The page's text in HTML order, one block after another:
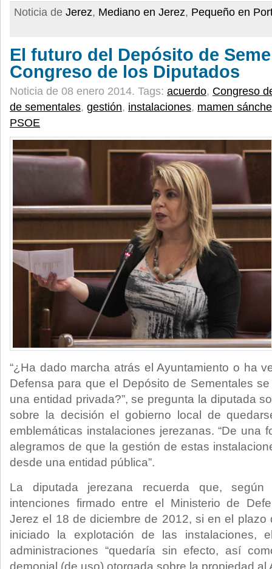
Noticia de Jerez, Mediano en Jerez, Pequeño en
El futuro del Depósito de
Congreso de los Diputados
Noticia de 08 enero 2014. Tags: acuerdo, Congreso
de sementales, gestión, instalaciones, mamen
PSOE
“¿Ha dado marcha atrás el Ayuntamiento o ha
Defensa para que el Depósito de Sementales
una entidad privada?”, se pregunta la diputada
sobre la decisión el gobierno local de
emblemáticas instalaciones jerezanas. “De una
alegramos de que la gestión de estas
desde una entidad pública”.
La diputada jerezana recuerda que,
intenciones firmado entre el Ministerio de
Jerez el 18 de diciembre de 2012, si en el
iniciado la explotación de las instalaciones,
administraciones “quedaría sin efecto, así
demonial (de uso) otorgada sobre la propiedad al